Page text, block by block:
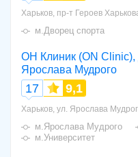
Харьков, пр-т Героев
м.Дворец спорта
ОН Клиник (ON Clinic),
Ярослава Мудрого
17 9,1
Харьков, ул. Ярослава
м.Ярослава Мудрого
м.Университет